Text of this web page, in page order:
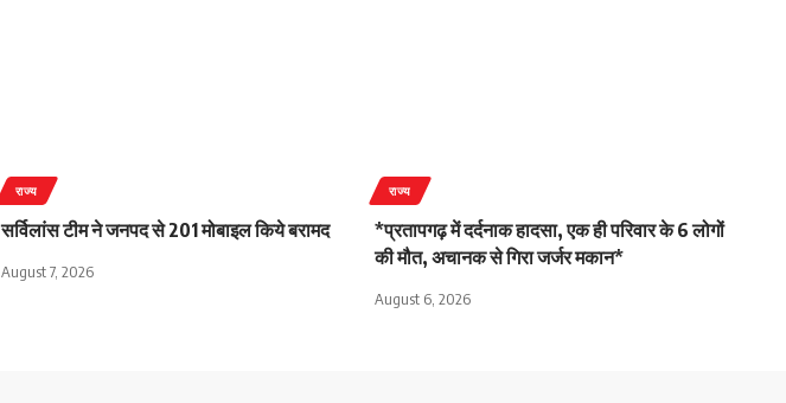
राज्य
सर्विलांस टीम ने जनपद से 201 मोबाइल किये बरामद
August 7, 2026
राज्य
*प्रतापगढ़ में दर्दनाक हादसा, एक ही परिवार के 6 लोगों
की मौत, अचानक से गिरा जर्जर मकान*
August 6, 2026